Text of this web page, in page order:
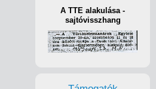
A TTE alakulása -
sajtóvisszhang